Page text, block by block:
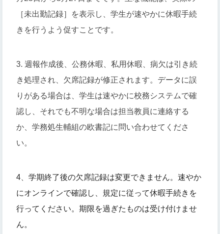
［未出勤記録］を表示し、学生が速やかに休暇手続
きを行うよう促すことです。
3. 週報作成後、公務休暇、私用休暇、病欠は引き続
き処理され、欠席記録が修正されます。データに誤
りがある場合は、学生は速やかに校務システムで確
認し、それでも不明な場合は担当教員に連絡する
か、学務処生輔組の欧書記に問い合わせてくださ
い。
4 学期終了後の欠席記録は変更できません。 速やか
にオンラインで確認し、規定に従って休暇手続きを
行ってください。期限を過ぎたものは受け付けませ
ん。